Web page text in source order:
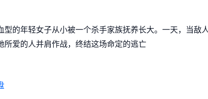
型的年轻女子从小被一个杀手家族抚养长大。一天，当敌
所爱的人并肩作战，终结这场命定的逃亡